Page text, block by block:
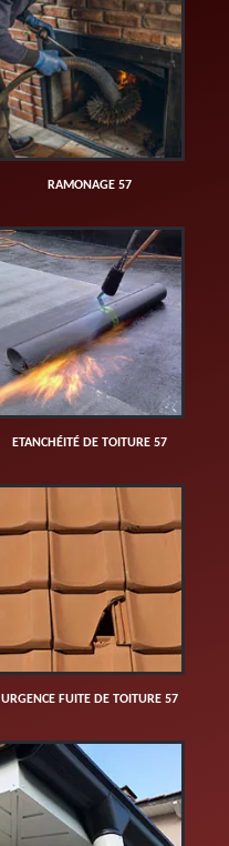
RAMONAGE 57
ETANCHÉITÉ DE TOITURE 57
URGENCE FUITE DE TOITURE 57